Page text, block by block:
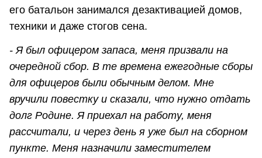
его батальон занимался дезактивацией домов,
техники и даже стогов сена.
- Я был офицером запаса, меня призвали на
очередной сбор. В те времена ежегодные сборы
для офицеров были обычным делом. Мне
вручили повестку и сказали, что нужно отдать
долг Родине. Я приехал на работу, меня
рассчитали, и через день я уже был на сборном
пункте. Меня назначили заместителем